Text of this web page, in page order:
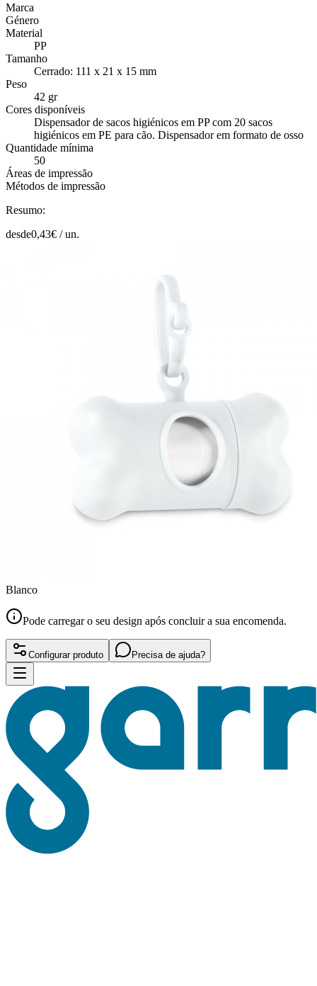
Marca
Género
Material
PP
Tamanho
Cerrado: 111 x 21 x 15 mm
Peso
42 gr
Cores disponíveis
Dispensador de sacos higiénicos em PP com 20 sacos
higiénicos em PE para cão. Dispensador em formato de osso
Quantidade mínima
50
Áreas de impressão
Métodos de impressão
Resumo:
desde0,43€ /un.
Blanco
Pode carregar o seu design após concluir a sua encomenda.
Configurar produto Precisa de ajuda?